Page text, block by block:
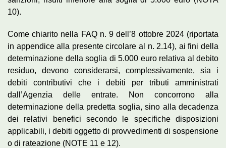
10).
Come chiarito nella FAQ n. 9 dell’8 ottobre 2024 (riportata
in appendice alla presente circolare al n. 2.14), ai fini della
determinazione della soglia di 5.000 euro relativa al debito
residuo, devono considerarsi, complessivamente, sia i
debiti contributivi che i debiti per tributi amministrati
dall’Agenzia delle entrate. Non concorrono alla
determinazione della predetta soglia, sino alla decadenza
dei relativi benefici secondo le specifiche disposizioni
applicabili, i debiti oggetto di provvedimenti di sospensione
o di rateazione (NOTE 11 e 12).